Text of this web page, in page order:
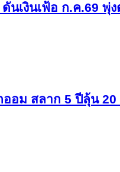
นเงินเฟ้อ ก.ค.69 พุ่
อม สลาก 5 ปีลุ้น 20